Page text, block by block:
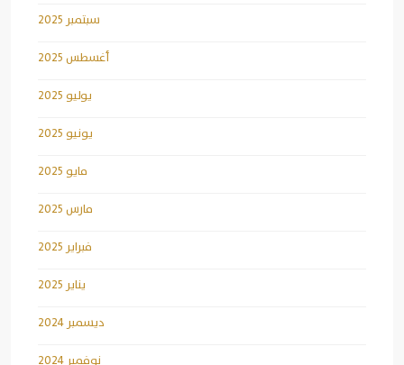
سبتمبر 2025
أغسطس 2025
يوليو 2025
يونيو 2025
مايو 2025
مارس 2025
فبراير 2025
يناير 2025
ديسمبر 2024
نوفمبر 2024